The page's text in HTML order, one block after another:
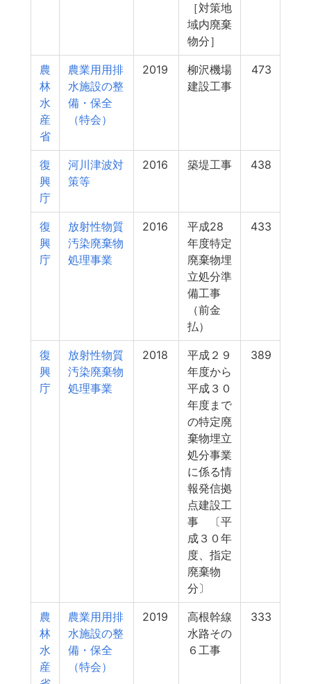
［対策地
域内廃棄
物分］
農
林
水
産
省
農業用用排
水施設の整
備・保全
（特会）
2019
柳沢機場
建設工事
473
復
興
庁
河川津波対
策等
2016 築堤工事 438
復
興
庁
放射性物質
汚染廃棄物
処理事業
2016
平成28
年度特定
廃棄物埋
立処分準
備工事
（前金
払）
433
復
興
庁
放射性物質
汚染廃棄物
処理事業
2018
平成２９
年度から
平成３０
年度まで
の特定廃
棄物埋立
処分事業
に係る情
報発信拠
点建設工
事 〔平
成３０年
度、指定
廃棄物
分〕
389
農
林
水
産
農業用用排
水施設の整
備・保全
（特会）
2019
高根幹線
水路その
６工事
333